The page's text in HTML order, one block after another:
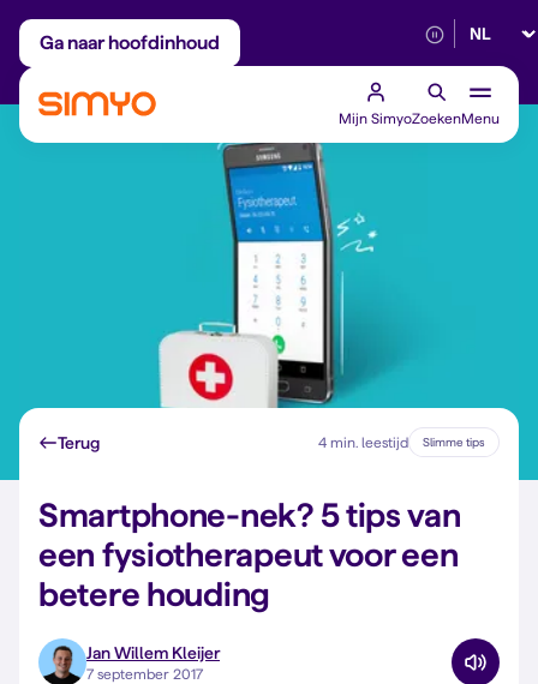
Ga naar hoofdinhoud
Maandelijks aanpasbaar Betrouwbaar
Mijn SimyoZoekenMenu
Terug 4 min. leestijd Slimme tips
Smartphone-nek? 5 tips van
een fysiotherapeut voor een
betere houding
Jan Willem Kleijer
7 september 2017